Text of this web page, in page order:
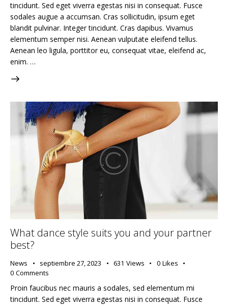
tincidunt. Sed eget viverra egestas nisi in consequat. Fusce
sodales augue a accumsan. Cras sollicitudin, ipsum eget
blandit pulvinar. Integer tincidunt. Cras dapibus. Vivamus
elementum semper nisi. Aenean vulputate eleifend tellus.
Aenean leo ligula, porttitor eu, consequat vitae, eleifend ac,
enim. …
What dance style suits you and your partner
best?
News septiembre 27, 2023 631 Views 0 Likes
0 Comments
Proin faucibus nec mauris a sodales, sed elementum mi
tincidunt. Sed eget viverra egestas nisi in consequat. Fusce